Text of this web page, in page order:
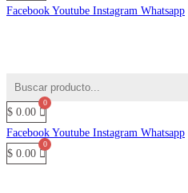
Facebook Youtube Instagram Whatsapp
$ 0.00
Facebook Youtube Instagram Whatsapp
$ 0.00